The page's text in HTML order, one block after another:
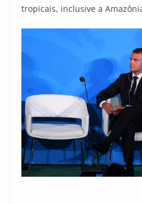
tropicais, inclusive a